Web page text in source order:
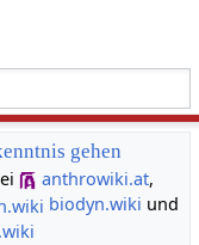
gehen
anthrowiki.at,
biodyn.wiki und